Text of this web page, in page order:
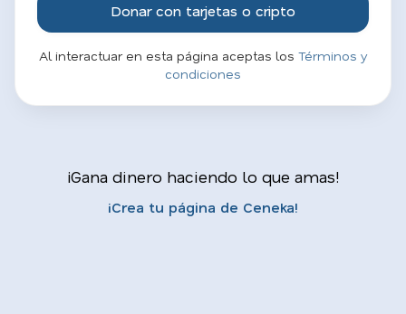
Donar con tarjetas o cripto
Al interactuar en esta página aceptas los Términos y
condiciones
¡Gana dinero haciendo lo que amas!
¡Crea tu página de Ceneka!